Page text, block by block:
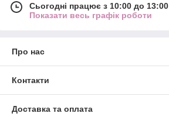
Сьогодні працює з 10:00 до 13:00
Показати весь графік роботи
Про нас
Контакти
Доставка та оплата